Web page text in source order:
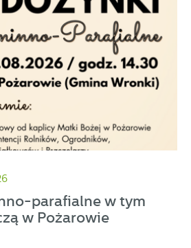
parafialne w tym
w Pożarowie